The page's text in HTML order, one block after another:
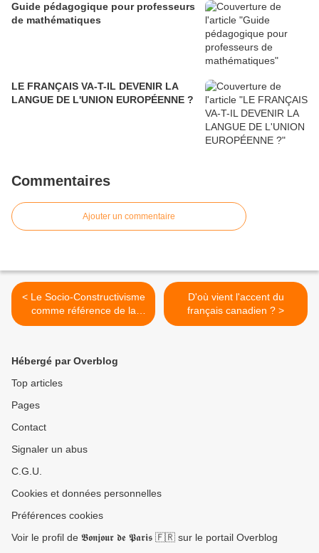
Guide pédagogique pour professeurs
de mathématiques
LE FRANÇAIS VA-T-IL DEVENIR LA
LANGUE DE L'UNION EUROPÉENNE ?
Commentaires
Ajouter un commentaire
< Le Socio-Constructivisme
comme référence de la
pédagogie moodle
D'où vient l'accent du
français canadien ? >
Hébergé par Overblog
Top articles
Pages
Contact
Signaler un abus
C.G.U.
Cookies et données personnelles
Préférences cookies
Voir le profil de 𝕭𝖔𝖓𝖏𝖔𝖚𝖗 𝖉𝖊 𝕻𝖆𝖗𝖎𝖘 🇫🇷 sur le portail Overblog